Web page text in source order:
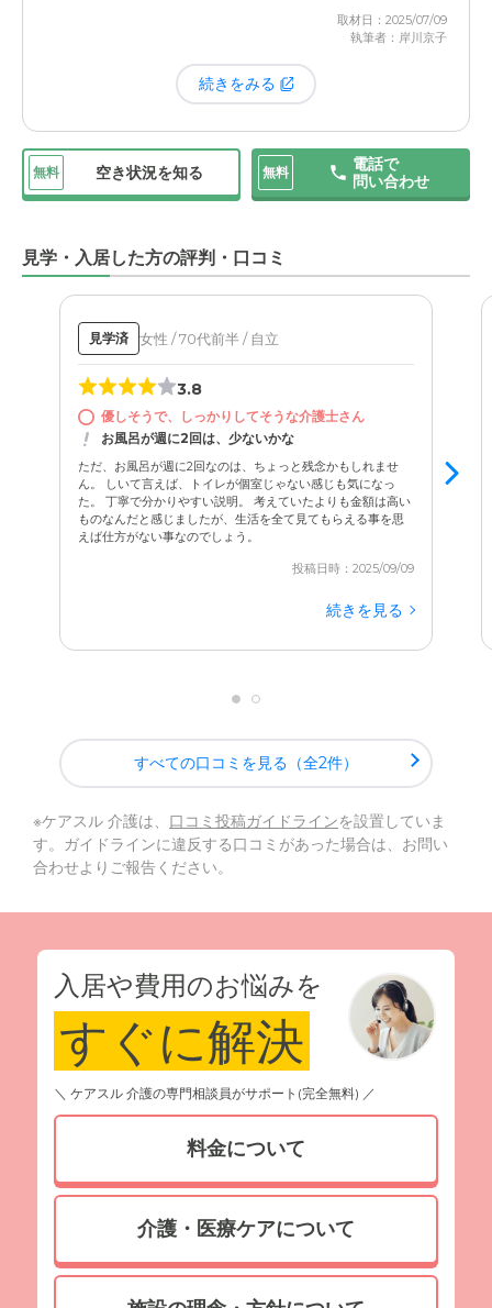
を任せることができています。最近では面会の制限もなく
なり、「ご自由にどうぞ」という形でいつでも会いに行け
るので助かっています。また、これまでに何度か、自宅に
らの都合に合わせて「この日に一度、家に連れて帰りたい
のですが」と相談すると、とても柔軟に対応してください
ます。ガチガチの規則で縛るのではなく、入居者本人や家
いった柔軟さも、母がストレスなく穏やかに過ごせている
理由の一つだと思います。
取材日：2025/07/09
執筆者：岸川京子
続きをみる
無料 空き状況を知る 無料
電話で
問い合わせ
見学・入居した方の評判・口コミ
見学済 女性 / 70代前半 / 自立
3.8
優しそうで、しっかりしてそうな介護士さん
お風呂が週に2回は、少ないかな
ただ、お風呂が週に2回なのは、ちょっと残念かもしれませ
ん。 しいて言えば、トイレが個室じゃない感じも気になっ
た。 丁寧で分かりやすい説明。 考えていたよりも金額は高い
ものなんだと感じましたが、生活を全て見てもらえる事を思
えば仕方がない事なのでしょう。
投稿日時：2025/09/09
続きを見る
すべての口コミを見る（全2件）
※ケアスル 介護は、 口コミ投稿ガイドラインを設置していま
す。ガイドラインに違反する口コミがあった場合は、お問い
合わせよりご報告ください。
入居や費用のお悩みを
すぐに解決
＼ ケアスル 介護の専門相談員がサポート(完全無料) ／
料金について
介護・医療ケアについて